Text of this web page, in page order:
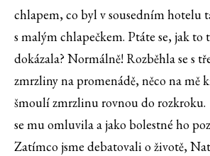
chlapem, co byl v sousedním hotelu
s malým chlapečkem. Ptáte se, jak to
dokázala? Normálně! Rozběhla se s
zmrzliny na promenádě, něco na mě
šmoulí zmrzlinu rovnou do rozkroku.
se mu omluvila a jako bolestné ho
Zatímco jsme debatovali o životě,